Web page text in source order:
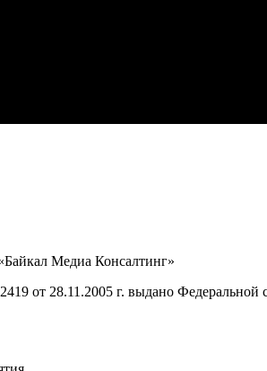
Медиа Консалтинг»
от 28.11.2005 г. выдано Федеральной